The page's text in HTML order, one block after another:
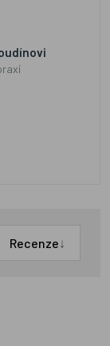
Recenze↓